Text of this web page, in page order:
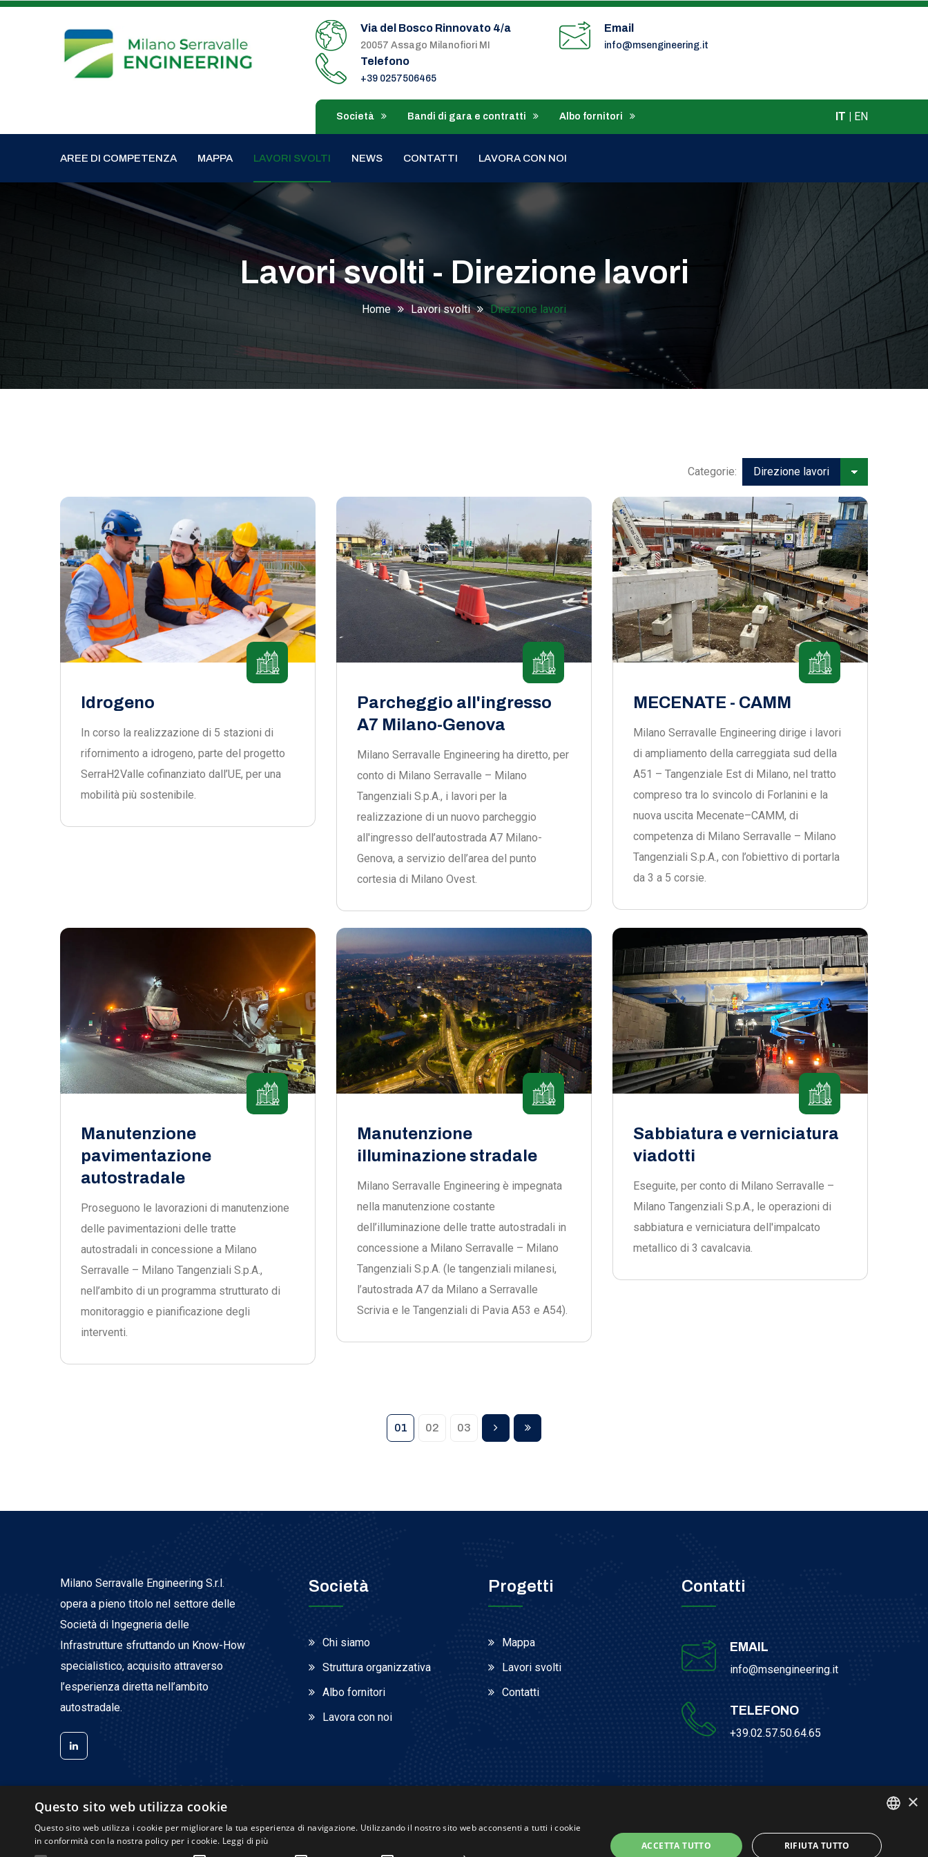
Via del Bosco Rinnovato 4/a
20057 Assago Milanofiori MI
Email
info@msengineering.it
Telefono
+39 0257506465
Società Bandi di gara e contratti Albo fornitori IT | EN
AREE DI COMPETENZA MAPPA LAVORI SVOLTI NEWS CONTATTI LAVORA CON NOI
Lavori svolti - Direzione lavori
Home Lavori svolti Direzione lavori
Categorie:
Idrogeno
In corso la realizzazione di 5 stazioni di
rifornimento a idrogeno, parte del progetto
SerraH2Valle cofinanziato dall’UE, per una
mobilità più sostenibile.
Parcheggio all'ingresso
A7 Milano-Genova
Milano Serravalle Engineering ha diretto, per
conto di Milano Serravalle – Milano
Tangenziali S.p.A., i lavori per la
realizzazione di un nuovo parcheggio
all'ingresso dell’autostrada A7 Milano-
Genova, a servizio dell’area del punto
cortesia di Milano Ovest.
MECENATE - CAMM
Milano Serravalle Engineering dirige i lavori
di ampliamento della carreggiata sud della
A51 – Tangenziale Est di Milano, nel tratto
compreso tra lo svincolo di Forlanini e la
nuova uscita Mecenate–CAMM, di
competenza di Milano Serravalle – Milano
Tangenziali S.p.A., con l’obiettivo di portarla
da 3 a 5 corsie.
Manutenzione
pavimentazione
autostradale
Proseguono le lavorazioni di manutenzione
delle pavimentazioni delle tratte
autostradali in concessione a Milano
Serravalle – Milano Tangenziali S.p.A.,
nell’ambito di un programma strutturato di
monitoraggio e pianificazione degli
interventi.
Manutenzione
illuminazione stradale
Milano Serravalle Engineering è impegnata
nella manutenzione costante
dell’illuminazione delle tratte autostradali in
concessione a Milano Serravalle – Milano
Tangenziali S.p.A. (le tangenziali milanesi,
l’autostrada A7 da Milano a Serravalle
Scrivia e le Tangenziali di Pavia A53 e A54).
Sabbiatura e verniciatura
viadotti
Eseguite, per conto di Milano Serravalle –
Milano Tangenziali S.p.A., le operazioni di
sabbiatura e verniciatura dell'impalcato
metallico di 3 cavalcavia.
01 02 03
Milano Serravalle Engineering S.r.l.
opera a pieno titolo nel settore delle
Società di Ingegneria delle
Infrastrutture sfruttando un Know-How
specialistico, acquisito attraverso
l’esperienza diretta nell’ambito
autostradale.
Società
Chi siamo
Struttura organizzativa
Albo fornitori
Lavora con noi
Progetti
Mappa
Lavori svolti
Contatti
Contatti
EMAIL
info@msengineering.it
TELEFONO
+39.02.57.50.64.65
ITALIAN
×
Questo sito web utilizza cookie
Questo sito web utilizza i cookie per migliorare la tua esperienza di navigazione. Utilizzando il nostro sito web acconsenti a tutti i cookie
in conformità con la nostra policy per i cookie. Leggi di più
ACCETTA TUTTO RIFIUTA TUTTO